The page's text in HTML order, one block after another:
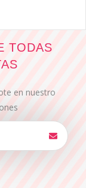
TODAS
en nuestro